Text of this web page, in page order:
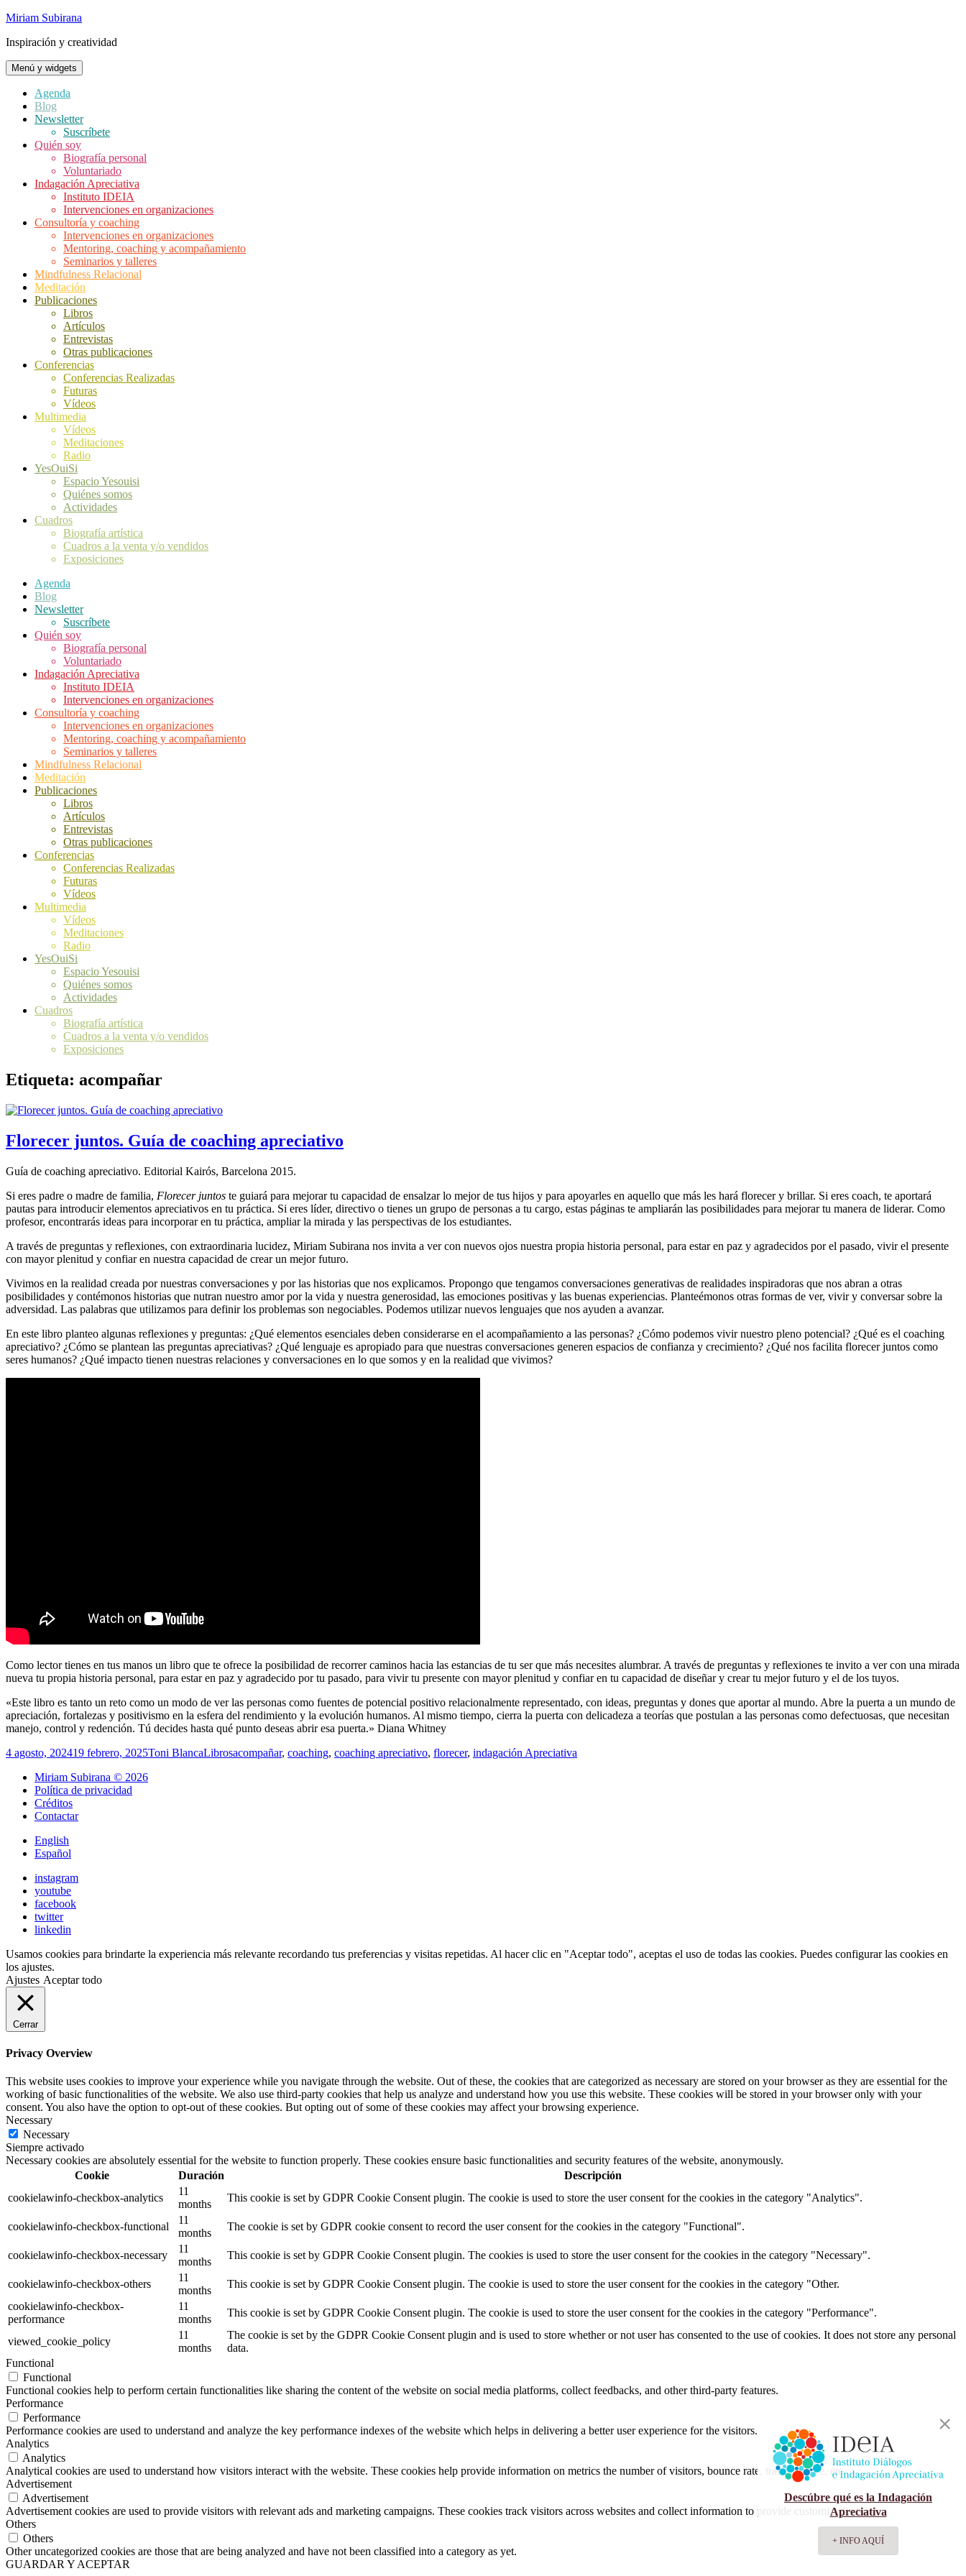
Saltar
contenido
Miriam Subirana
Inspiración y creatividad
Menú y widgets
Agenda
Blog
Newsletter
Suscríbete
Quién soy
Biografía personal
Voluntariado
Indagación Apreciativa
Instituto IDEIA
Intervenciones en organizaciones
Consultoría y coaching
Intervenciones en organizaciones
Mentoring, coaching y acompañamiento
Seminarios y talleres
Mindfulness Relacional
Meditación
Publicaciones
Libros
Artículos
Entrevistas
Otras publicaciones
Conferencias
Conferencias Realizadas
Futuras
Vídeos
Multimedia
Vídeos
Meditaciones
Radio
YesOuiSi
Espacio Yesouisi
Quiénes somos
Actividades
Cuadros
Biografía artística
Cuadros a la venta y/o vendidos
Exposiciones
Agenda
Blog
Newsletter
Suscríbete
Quién soy
Biografía personal
Voluntariado
Indagación Apreciativa
Instituto IDEIA
Intervenciones en organizaciones
Consultoría y coaching
Intervenciones en organizaciones
Mentoring, coaching y acompañamiento
Seminarios y talleres
Mindfulness Relacional
Meditación
Publicaciones
Libros
Artículos
Entrevistas
Otras publicaciones
Conferencias
Conferencias Realizadas
Futuras
Vídeos
Multimedia
Vídeos
Meditaciones
Radio
YesOuiSi
Espacio Yesouisi
Quiénes somos
Actividades
Cuadros
Biografía artística
Cuadros a la venta y/o vendidos
Exposiciones
Etiqueta: acompañar
Florecer juntos. Guía de coaching apreciativo
Guía de coaching apreciativo. Editorial Kairós, Barcelona 2015.
Si eres padre o madre de familia, Florecer juntos te guiará para mejorar tu capacidad de ensalzar lo mejor de tus hijos y para apoyarles en aquello que más les hará florecer y brillar. Si eres coach, te aportará
pautas para introducir elementos apreciativos en tu práctica. Si eres líder, directivo o tienes un grupo de personas a tu cargo, estas páginas te ampliarán las posibilidades para mejorar tu manera de liderar. Como
profesor, encontrarás ideas para incorporar en tu práctica, ampliar la mirada y las perspectivas de los estudiantes.
A través de preguntas y reflexiones, con extraordinaria lucidez, Miriam Subirana nos invita a ver con nuevos ojos nuestra propia historia personal, para estar en paz y agradecidos por el pasado, vivir el presente
con mayor plenitud y confiar en nuestra capacidad de crear un mejor futuro.
Vivimos en la realidad creada por nuestras conversaciones y por las historias que nos explicamos. Propongo que tengamos conversaciones generativas de realidades inspiradoras que nos abran a otras
posibilidades y contémonos historias que nutran nuestro amor por la vida y nuestra generosidad, las emociones positivas y las buenas experiencias. Planteémonos otras formas de ver, vivir y conversar sobre la
adversidad. Las palabras que utilizamos para definir los problemas son negociables. Podemos utilizar nuevos lenguajes que nos ayuden a avanzar.
En este libro planteo algunas reflexiones y preguntas: ¿Qué elementos esenciales deben considerarse en el acompañamiento a las personas? ¿Cómo podemos vivir nuestro pleno potencial? ¿Qué es el coaching
apreciativo? ¿Cómo se plantean las preguntas apreciativas? ¿Qué lenguaje es apropiado para que nuestras conversaciones generen espacios de confianza y crecimiento? ¿Qué nos facilita florecer juntos como
seres humanos? ¿Qué impacto tienen nuestras relaciones y conversaciones en lo que somos y en la realidad que vivimos?
Como lector tienes en tus manos un libro que te ofrece la posibilidad de recorrer caminos hacia las estancias de tu ser que más necesites alumbrar. A través de preguntas y reflexiones te invito a ver con una mirada
nueva tu propia historia personal, para estar en paz y agradecido por tu pasado, para vivir tu presente con mayor plenitud y confiar en tu capacidad de diseñar y crear tu mejor futuro y el de los tuyos.
«Este libro es tanto un reto como un modo de ver las personas como fuentes de potencial positivo relacionalmente representado, con ideas, preguntas y dones que aportar al mundo. Abre la puerta a un mundo de
apreciación, fortalezas y positivismo en la esfera del rendimiento y la evolución humanos. Al mismo tiempo, cierra la puerta con delicadeza a teorías que postulan a las personas como defectuosas, que necesitan
manejo, control y redención. Tú decides hasta qué punto deseas abrir esa puerta.» Diana Whitney
Publicado
4 agosto, 202419 febrero, 2025Autor
Toni BlancaCategorías
LibrosEtiquetas
acompañar, coaching, coaching apreciativo, florecer, indagación Apreciativa
Miriam Subirana © 2026
Política de privacidad
Créditos
Contactar
English
Español
instagram
youtube
facebook
twitter
linkedin
Usamos cookies para brindarte la experiencia más relevante recordando tus preferencias y visitas repetidas. Al hacer clic en "Aceptar todo", aceptas el uso de todas las cookies. Puedes configurar las cookies en
los ajustes.
Ajustes Aceptar todo
Cerrar
Privacy Overview
This website uses cookies to improve your experience while you navigate through the website. Out of these, the cookies that are categorized as necessary are stored on your browser as they are essential for the
working of basic functionalities of the website. We also use third-party cookies that help us analyze and understand how you use this website. These cookies will be stored in your browser only with your
consent. You also have the option to opt-out of these cookies. But opting out of some of these cookies may affect your browsing experience.
Necessary
Necessary
Siempre activado
Necessary cookies are absolutely essential for the website to function properly. These cookies ensure basic functionalities and security features of the website, anonymously.
Cookie
Duración
Descripción
cookielawinfo-checkbox-analytics
11
months
This cookie is set by GDPR Cookie Consent plugin. The cookie is used to store the user consent for the cookies in the category "Analytics".
cookielawinfo-checkbox-functional
11
months
The cookie is set by GDPR cookie consent to record the user consent for the cookies in the category "Functional".
cookielawinfo-checkbox-necessary
11
months
This cookie is set by GDPR Cookie Consent plugin. The cookies is used to store the user consent for the cookies in the category "Necessary".
cookielawinfo-checkbox-others
11
months
This cookie is set by GDPR Cookie Consent plugin. The cookie is used to store the user consent for the cookies in the category "Other.
cookielawinfo-checkbox-
performance
11
months
This cookie is set by GDPR Cookie Consent plugin. The cookie is used to store the user consent for the cookies in the category "Performance".
viewed_cookie_policy
11
months
The cookie is set by the GDPR Cookie Consent plugin and is used to store whether or not user has consented to the use of cookies. It does not store any personal
data.
Functional
Functional
Functional cookies help to perform certain functionalities like sharing the content of the website on social media platforms, collect feedbacks, and other third-party features.
Performance
Performance
Performance cookies are used to understand and analyze the key performance indexes of the website which helps in delivering a better user experience for the visitors.
Analytics
Analytics
Analytical cookies are used to understand how visitors interact with the website. These cookies help provide information on metrics the number of visitors, bounce rate, traffic source, etc.
Advertisement
Advertisement
Advertisement cookies are used to provide visitors with relevant ads and marketing campaigns. These cookies track visitors across websites and collect information to provide customized ads.
Others
Others
Other uncategorized cookies are those that are being analyzed and have not been classified into a category as yet.
GUARDAR Y ACEPTAR
Descúbre qué es la Indagación
Apreciativa
+ INFO AQUÍ